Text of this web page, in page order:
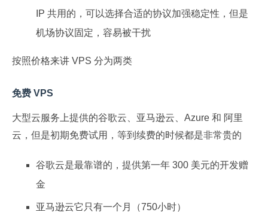
IP 共用的，可以选择合适的协议加强稳定性，但是
机场协议固定，容易被干扰
按照价格来讲 VPS 分为两类
免费 VPS
大型云服务上提供的谷歌云、亚马逊云、Azure 和 阿里
云，但是初期免费试用，等到续费的时候都是非常贵的
谷歌云是最靠谱的，提供第一年 300 美元的开发赠
金
亚马逊云它只有一个月（750小时）